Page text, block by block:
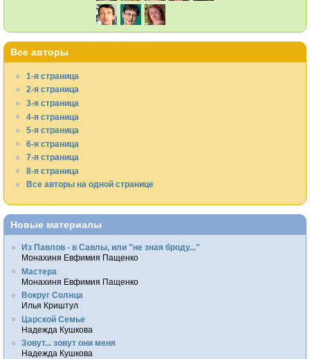
Все авторы
1-я страница
2-я страница
3-я страница
4-я страница
5-я страница
6-я страница
7-я страница
8-я страница
Все авторы на одной странице
Новые материалы
Из Павлов - в Савлы, или "не зная броду..."
Монахиня Евфимия Пащенко
Мастера
Монахиня Евфимия Пащенко
Вокруг Солнца
Илья Криштул
Царской Семье
Надежда Кушкова
Зовут... зовут они меня
Надежда Кушкова